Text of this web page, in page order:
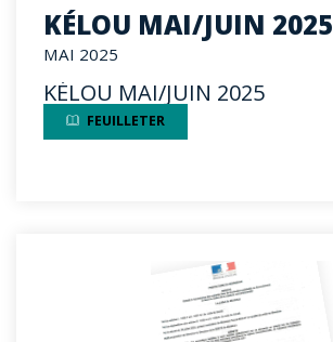
KÉLOU MAI/JUIN 2025
MAI 2025
KÉLOU MAI/JUIN 2025
FEUILLETER